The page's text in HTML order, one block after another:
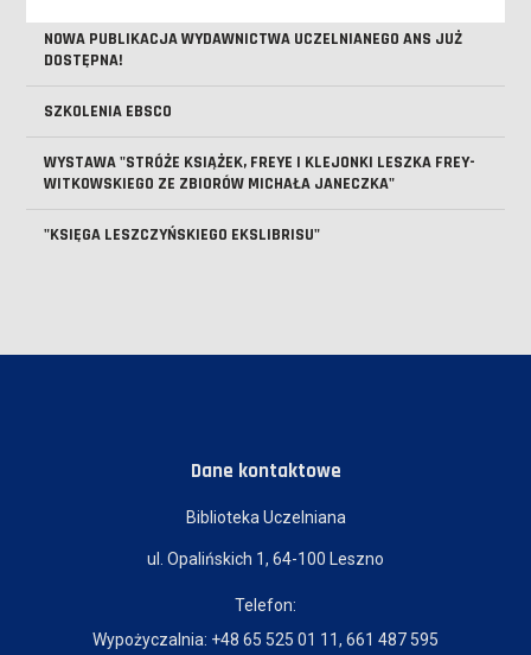
NOWA PUBLIKACJA WYDAWNICTWA UCZELNIANEGO ANS JUŻ
DOSTĘPNA!
SZKOLENIA EBSCO
WYSTAWA "STRÓŻE KSIĄŻEK, FREYE I KLEJONKI LESZKA FREY-
WITKOWSKIEGO ZE ZBIORÓW MICHAŁA JANECZKA"
"KSIĘGA LESZCZYŃSKIEGO EKSLIBRISU"
Dane kontaktowe
Biblioteka Uczelniana
ul. Opalińskich 1, 64-100 Leszno
Telefon:
Wypożyczalnia: +48 65 525 01 11, 661 487 595